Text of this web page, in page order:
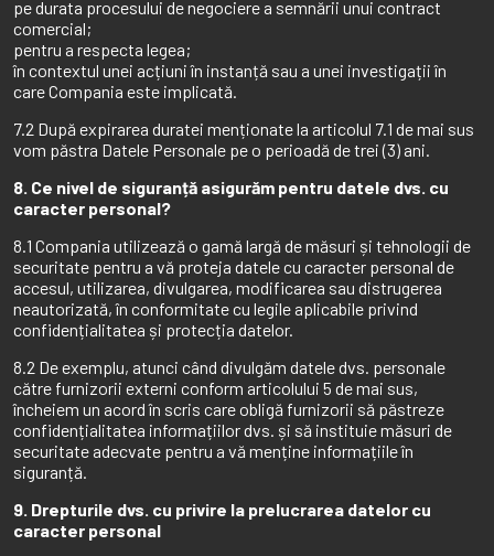
pe durata procesului de negociere a semnării unui contract
comercial;
pentru a respecta legea;
în contextul unei acțiuni în instanță sau a unei investigații în
care Compania este implicată.
7.2 După expirarea duratei menționate la articolul 7.1 de mai sus
vom păstra Datele Personale pe o perioadă de trei (3) ani.
8. Ce nivel de siguranță asigurăm pentru datele dvs. cu
caracter personal?
8.1 Compania utilizează o gamă largă de măsuri și tehnologii de
securitate pentru a vă proteja datele cu caracter personal de
accesul, utilizarea, divulgarea, modificarea sau distrugerea
neautorizată, în conformitate cu legile aplicabile privind
confidențialitatea și protecția datelor.
8.2 De exemplu, atunci când divulgăm datele dvs. personale
către furnizorii externi conform articolului 5 de mai sus,
încheiem un acord în scris care obligă furnizorii să păstreze
confidențialitatea informațiilor dvs. și să instituie măsuri de
securitate adecvate pentru a vă menține informațiile în
siguranță.
9. Drepturile dvs. cu privire la prelucrarea datelor cu
caracter personal